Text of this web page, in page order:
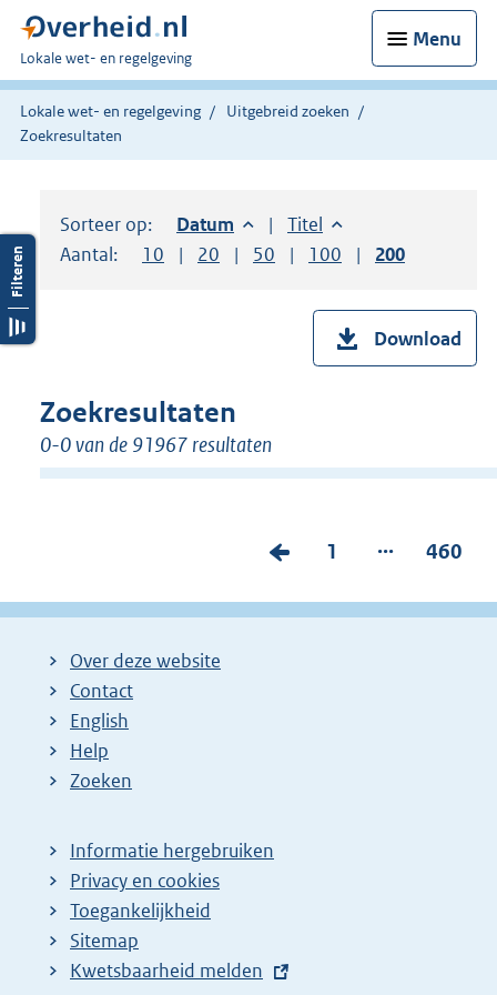
Menu
U
bent
hier:
Lokale wet- en regelgeving
Lokale wet- en regelgeving
Uitgebreid zoeken
Zoekresultaten
Sorteer op: Sorteer op:
Datum aflopendSorteer op:
Titel oplopend
Aantal:
Toon
10 resultaten per pagina
Toon
20 resultaten per pagina
Toon
50 resultaten per pagina
Toon
100 resultaten per
Toon
200
Download
Zoekresultaten
0-0 van de 91967 resultaten
V
r
o
P
g
1 ...
P
g
460
Over deze website
Contact
English
Help
Zoeken
Informatie hergebruiken
Privacy en cookies
Toegankelijkheid
Sitemap
E
Kwetsbaarheid melden